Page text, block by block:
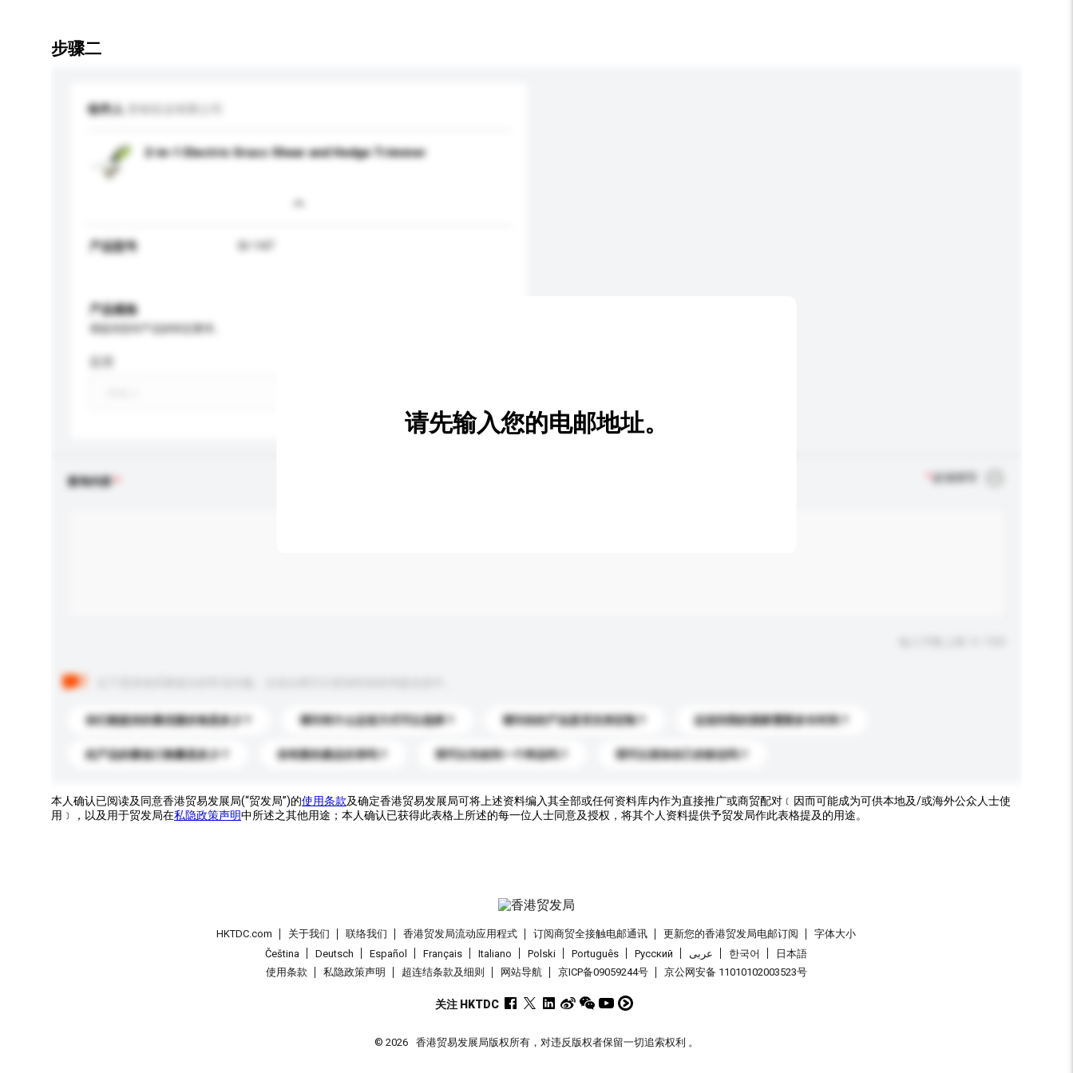
步骤二
收件人
2-in-1 Electric Grass Shear and Hedge Trimmer
产品型号
产品规格
查询内容 必须填写
你们能提供的最优惠价格是多少？ 请问有什么运送方式可以选择？ 请问你的产品是否支持定制？ 运送到我的国家需要多长时间？
此产品的最低订购量是多少？ 你有新的產品目录吗？ 我可以先收到一个样品吗？ 我可以添加自己的标志吗？
请先输入您的电邮地址。
本人确认已阅读及同意香港贸易发展局(“贸发局”)的使用条款及确定香港贸易发展局可将上述资料编入其全部或任何资料库内作为直接推广或商贸配对﹝因而可能成为可供本地及/或海外公众人士使
用﹞，以及用于贸发局在私隐政策声明中所述之其他用途；本人确认已获得此表格上所述的每一位人士同意及授权，将其个人资料提供予贸发局作此表格提及的用途。
HKTDC.com 关于我们 联络我们 香港贸发局流动应用程式 订阅商贸全接触电邮通讯 更新您的香港贸发局电邮订阅
字体大小
Čeština
Deutsch Español Français Italiano Polski Português Pусский عربى 한국어
日本語
使用条款
私隐政策声明 超连结条款及细则 网站导航 京ICP备09059244号 京公网安备 11010102003523号
关注 HKTDC
© 2026 香港贸易发展局版权所有，对违反版权者保留一切追索权利 。